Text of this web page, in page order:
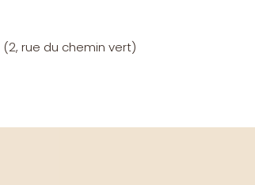
(2, rue du chemin vert)